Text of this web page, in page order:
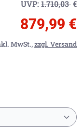
UVP: 1.710,03€
879,99 €
MwSt.,zzgl. Versand